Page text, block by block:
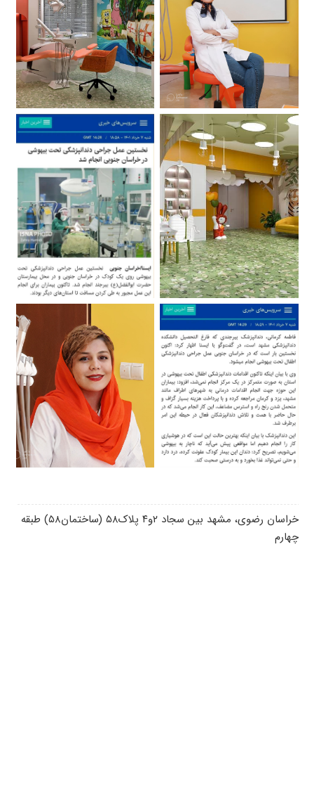
خراسان رضوی، مشهد بین سجاد ۲و۴ پلاک۵۸ (ساختمان۵۸) طبقه
چهارم